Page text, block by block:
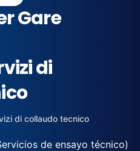
Gare
di
di collaudo tecnico
de ensayo técnico)